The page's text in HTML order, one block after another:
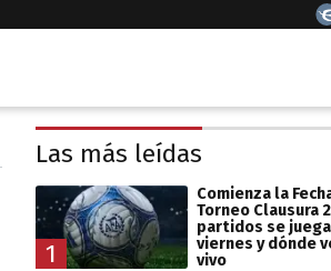
Las más leídas
1
Comienza la
Torneo Clausura
partidos se
viernes y dónde
vivo